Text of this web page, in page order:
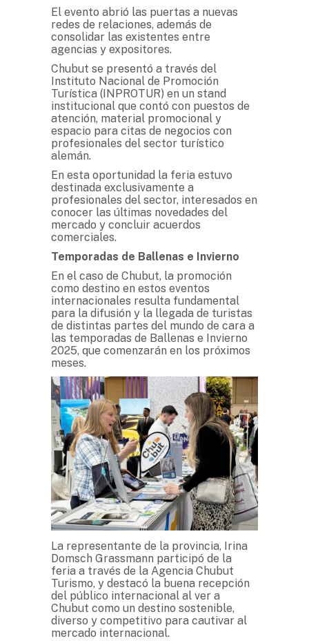
El evento abrió las puertas a nuevas
redes de relaciones, además de
consolidar las existentes entre
agencias y expositores.
Chubut se presentó a través del
Instituto Nacional de Promoción
Turística (INPROTUR) en un stand
institucional que contó con puestos de
atención, material promocional y
espacio para citas de negocios con
profesionales del sector turístico
alemán.
En esta oportunidad la feria estuvo
destinada exclusivamente a
profesionales del sector, interesados en
conocer las últimas novedades del
mercado y concluir acuerdos
comerciales.
Temporadas de Ballenas e Invierno
En el caso de Chubut, la promoción
como destino en estos eventos
internacionales resulta fundamental
para la difusión y la llegada de turistas
de distintas partes del mundo de cara a
las temporadas de Ballenas e Invierno
2025, que comenzarán en los próximos
meses.
La representante de la provincia, Irina
Domsch Grassmann participó de la
feria a través de la Agencia Chubut
Turismo, y destacó la buena recepción
del público internacional al ver a
Chubut como un destino sostenible,
diverso y competitivo para cautivar al
mercado internacional.